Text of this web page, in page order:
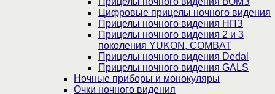
Цифровые прицелы ночного видения
Прицелы ночного видения НПЗ
Прицелы ночного видения 2 и 3
поколения YUKON, COMBAT
Прицелы ночного видения Dedal
Прицелы ночного видения GALS
Ночные приборы и монокуляры
Очки ночного видения